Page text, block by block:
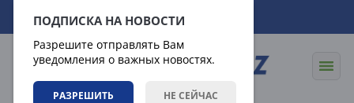
ПОДПИСКА НА НОВОСТИ
Разрешите отправлять Вам
уведомления о важных новостях.
РАЗРЕШИТЬ НЕ СЕЙЧАС
07.08.2026 13:27:29